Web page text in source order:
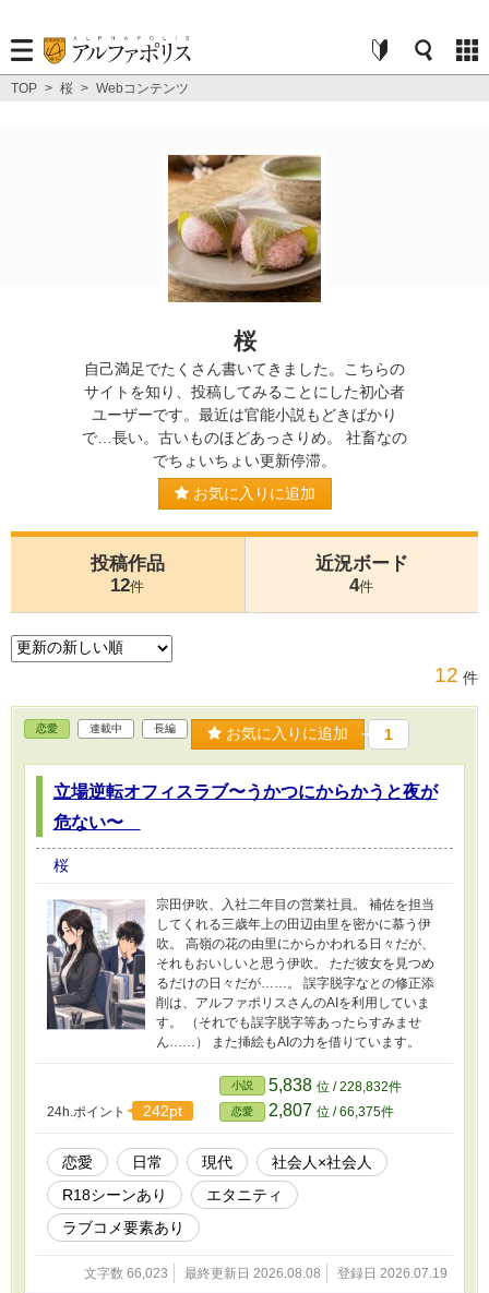
TOP > 桜 > Webコンテンツ
桜
自己満足でたくさん書いてきました。こちらの
サイトを知り、投稿してみることにした初心者
ユーザーです。最近は官能小説もどきばかり
で…長い。古いものほどあっさりめ。 社畜なの
でちょいちょい更新停滞。
お気に入りに追加
投稿作品
12件
近況ボード
4件
12 件
恋愛 連載中 長編 お気に入りに追加 1
立場逆転オフィスラブ〜うかつにからかうと夜が
危ない〜
桜
宗田伊吹、入社二年目の営業社員。 補佐を担当
してくれる三歳年上の田辺由里を密かに慕う伊
吹。 高嶺の花の由里にからかわれる日々だが、
それもおいしいと思う伊吹。 ただ彼女を見つめ
るだけの日々だが……。 誤字脱字なとの修正添
削は、アルファポリスさんのAIを利用していま
す。 （それでも誤字脱字等あったらすみませ
ん……） また挿絵もAIの力を借りています。
24h.ポイント 242pt
小説 5,838 位 / 228,832件
恋愛 2,807 位 / 66,375件
恋愛 日常 現代
社会人×社会人
R18シーンあり
エタニティ
ラブコメ要素あり
文字数 66,023 最終更新日 2026.08.08 登録日 2026.07.19